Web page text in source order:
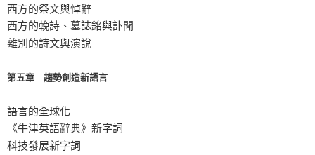
西方的祭文與悼辭
西方的輓詩、墓誌銘與訃聞
離別的詩文與演說
第五章 趨勢創造新語言
語言的全球化
《牛津英語辭典》新字詞
科技發展新字詞